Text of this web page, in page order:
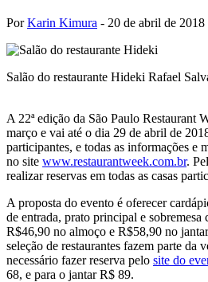
PorKarin Kimura - 20 de abril de 2018
Salão do restaurante Hideki Rafael
A 22ª edição da São Paulo Restaurant
março e vai até o dia 29 de abril de
participantes, e todas as informações e
no site www.restaurantweek.com.br.
realizar reservas em todas as casas
A proposta do evento é oferecer
de entrada, prato principal e sobremesa
R$46,90 no almoço e R$58,90 no
seleção de restaurantes fazem parte da
necessário fazer reserva pelo site do
68, e para o jantar R$ 89.